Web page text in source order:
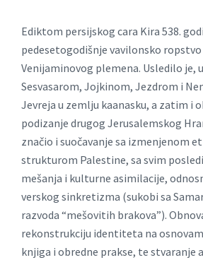
Ediktom persijskog cara Kira 538.
pedesetogodišnje vavilonsko
Venijaminovog plemena. Usledilo je,
Sesvasarom, Jojkinom, Jezdrom i
Jevreja u zemlju kaanasku, a zatim i
podizanje drugog Jerusalemskog
značio i suočavanje sa izmenjenom
strukturom Palestine, sa svim
mešanja i kulturne asimilacije,
verskog sinkretizma (sukobi sa
razvoda “mešovitih brakova”).
rekonstrukciju identiteta na
knjiga i obredne prakse, te stvaranje